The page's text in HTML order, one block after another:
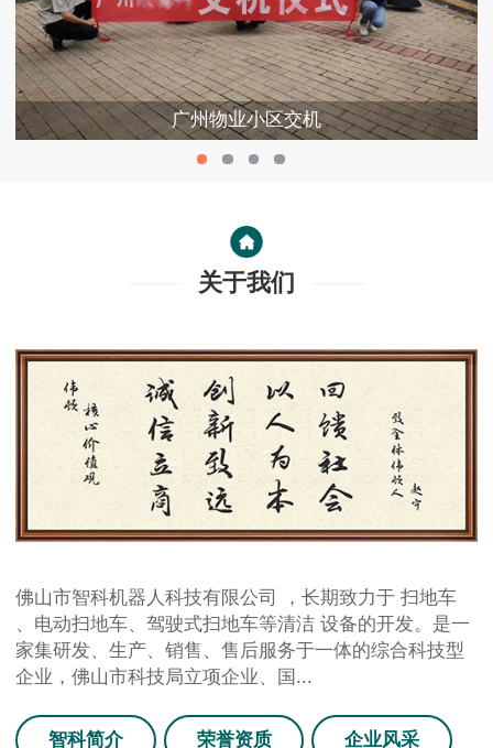
广州物业小区交机
关于我们
佛山市智科机器人科技有限公司 ，长期致力于 扫地车
、电动扫地车、驾驶式扫地车等清洁 设备的开发。是一
家集研发、生产、销售、售后服务于一体的综合科技型
企业，佛山市科技局立项企业、国...
智科简介 荣誉资质 企业风采